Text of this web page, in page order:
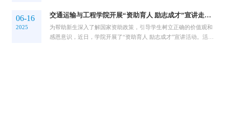
06-16
2025
交通运输与工程学院开展“资助育人 励志成才”宣讲走进新生班级活动
为帮助新生深入了解国家资助政策，引导学生树立正确的价值观和
感恩意识，近日，学院开展了“资助育人 励志成才”宣讲活动。活动